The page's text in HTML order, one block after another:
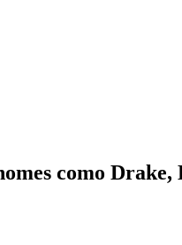
como